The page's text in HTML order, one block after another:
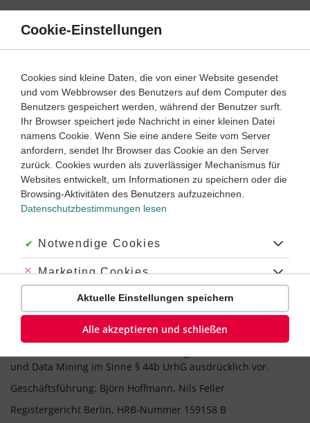
Direkt
Inhalt
Impressum
Die Website learnattack.de ist ein Angebot der Duden
Learnattack GmbH.
Duden Learnattack GmbH
Mecklenburgische Str. 53
14197 Berlin
Telefon: +49 (0) 30 2084 996 40
info@learnattack.de
Fragen zu Mitgliedschaft, Preisen, Kundenkonto
kundenservice@learnattack.de
und Data Mining im Sinne § 44b UrhG ausdrücklich vor.
Geschäftsführung: Björn Hoffmann, Nils Feller
Registergericht Berlin, HRB-Nummer 159158 B
Cookie-Einstellungen
Cookies sind kleine Daten, die von einer Website gesendet
und vom Webbrowser des Benutzers auf dem Computer des
Benutzers gespeichert werden, während der Benutzer surft.
Ihr Browser speichert jede Nachricht in einer kleinen Datei
namens Cookie. Wenn Sie eine andere Seite vom Server
anfordern, sendet Ihr Browser das Cookie an den Server
zurück. Cookies wurden als zuverlässiger Mechanismus für
Websites entwickelt, um Informationen zu speichern oder die
Browsing-Aktivitäten des Benutzers aufzuzeichnen.
Datenschutzbestimmungen lesen
Akzeptiert:
Notwendige Cookies
Abgelehnt:
Marketing Cookies
Abgelehnt:
Personalisierungs-Cookies
Aktuelle Einstellungen speichern
Alle akzeptieren und schließen